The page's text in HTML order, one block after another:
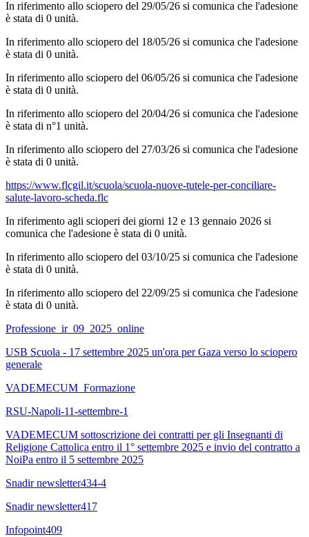
In riferimento allo sciopero del 29/05/26 si comunica che l'adesione
è stata di 0 unità.
In riferimento allo sciopero del 18/05/26 si comunica che l'adesione
è stata di 0 unità.
In riferimento allo sciopero del 06/05/26 si comunica che l'adesione
è stata di 0 unità.
In riferimento allo sciopero del 20/04/26 si comunica che l'adesione
è stata di n°1 unità.
In riferimento allo sciopero del 27/03/26 si comunica che l'adesione
è stata di 0 unità.
https://www.flcgil.it/scuola/scuola-nuove-tutele-per-conciliare-
salute-lavoro-scheda.flc
In riferimento agli scioperi dei giorni 12 e 13 gennaio 2026 si
comunica che l'adesione è stata di 0 unità.
In riferimento allo sciopero del 03/10/25 si comunica che l'adesione
è stata di 0 unità.
In riferimento allo sciopero del 22/09/25 si comunica che l'adesione
è stata di 0 unità.
Professione_ir_09_2025_online
USB Scuola - 17 settembre 2025 un'ora per Gaza verso lo sciopero
generale
VADEMECUM_Formazione
RSU-Napoli-11-settembre-1
VADEMECUM sottoscrizione dei contratti per gli Insegnanti di
Religione Cattolica entro il 1° settembre 2025 e invio del contratto a
NoiPa entro il 5 settembre 2025
Snadir newsletter434-4
Snadir newsletter417
Infopoint409